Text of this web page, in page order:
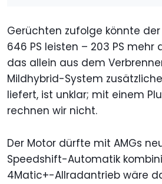
Gerüchten zufolge könnte
646 PS leisten – 203 PS mehr
das allein aus dem
Mildhybrid-System
liefert, ist unklar; mit einem
rechnen wir nicht.
Der Motor dürfte mit AMGs
Speedshift-Automatik
4Matic+-Allradantrieb wäre